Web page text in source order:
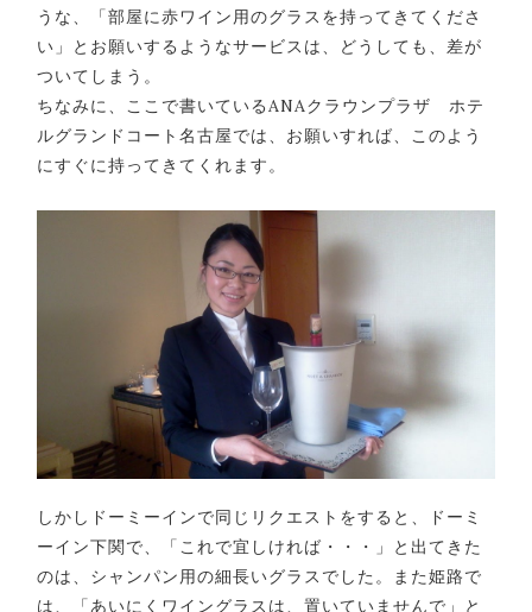
うな、「部屋に赤ワイン用のグラスを持ってきてくださ
い」とお願いするようなサービスは、どうしても、差が
ついてしまう。
ちなみに、ここで書いているANAクラウンプラザ ホテ
ルグランドコート名古屋では、お願いすれば、このよう
にすぐに持ってきてくれます。
しかしドーミーインで同じリクエストをすると、ドーミ
ーイン下関で、「これで宜しければ・・・」と出てきた
のは、シャンパン用の細長いグラスでした。また姫路で
は、「あいにくワイングラスは、置いていませんで」と